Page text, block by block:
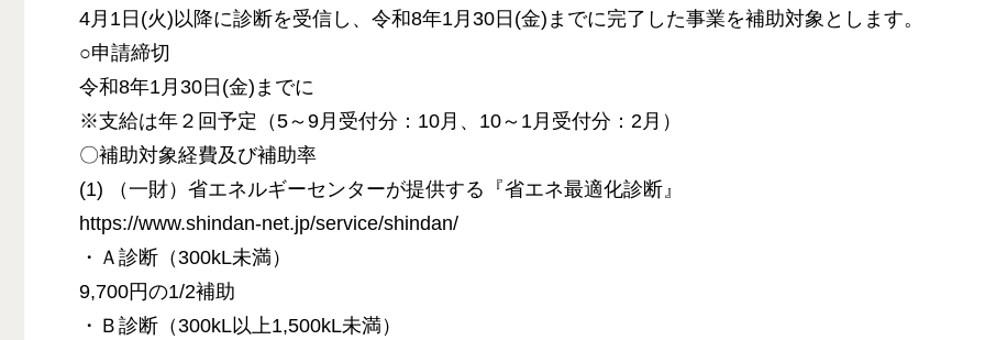
4月1日(火)以降に診断を受信し、令和8年1月30日(金)までに完了した事業を補助対象とします。
○申請締切
令和8年1月30日(金)までに
※支給は年２回予定（5～9月受付分：10月、10～1月受付分：2月）
〇補助対象経費及び補助率
(1) （一財）省エネルギーセンターが提供する『省エネ最適化診断』
https://www.shindan-net.jp/service/shindan/
・Ａ診断（300kL未満）
9,700円の1/2補助
・Ｂ診断（300kL以上1,500kL未満）